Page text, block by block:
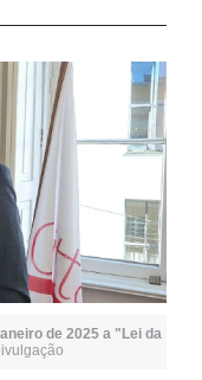
de 2025 a "Lei da